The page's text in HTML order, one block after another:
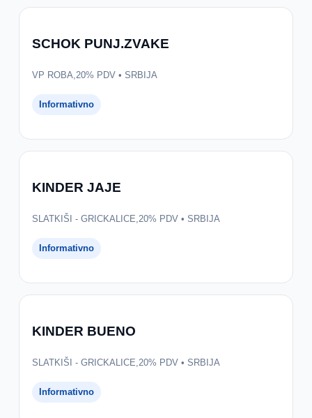
SCHOK PUNJ.ZVAKE
VP ROBA,20% PDV • SRBIJA
Informativno
KINDER JAJE
SLATKIŠI - GRICKALICE,20% PDV • SRBIJA
Informativno
KINDER BUENO
SLATKIŠI - GRICKALICE,20% PDV • SRBIJA
Informativno